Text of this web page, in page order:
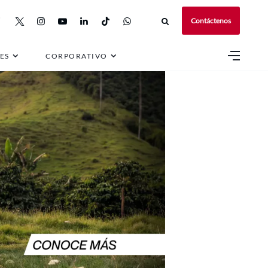
Contáctenos
CORPORATIVO